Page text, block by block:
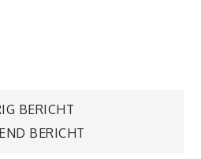
BERICHT
BERICHT